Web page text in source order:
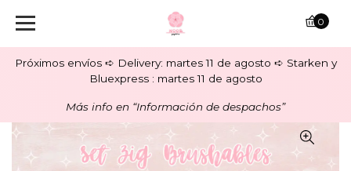
Próximos envíos ➪ Delivery: martes 11 de agosto ➪ Starken y
Bluexpress : martes 11 de agosto
Más info en “Información de despachos”
0